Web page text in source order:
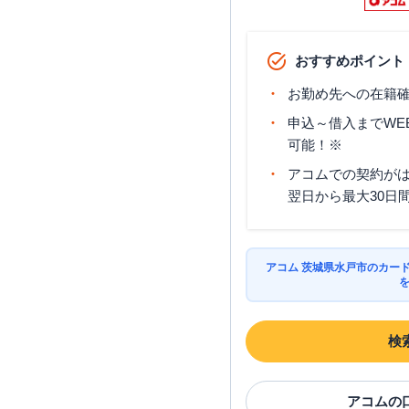
おすすめポイント
お勤め先への在籍
申込～借入まで
可能！※
アコムでの契約が
翌日から最大30日
アコム 茨城県水戸市のカー
検
アコムの